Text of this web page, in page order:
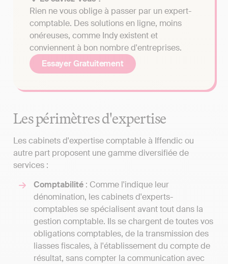
Rien ne vous oblige à passer par un expert-
comptable. Des solutions en ligne, moins
onéreuses, comme Indy existent et
conviennent à bon nombre d'entreprises.
Essayer Gratuitement
Les périmètres d'expertise
Les cabinets d'expertise comptable à Iffendic ou
autre part proposent une gamme diversifiée de
services :
Comptabilité : Comme l'indique leur
dénomination, les cabinets d'experts-
comptables se spécialisent avant tout dans la
gestion comptable. Ils se chargent de toutes vos
obligations comptables, de la transmission des
liasses fiscales, à l'établissement du compte de
résultat, sans compter la communication avec